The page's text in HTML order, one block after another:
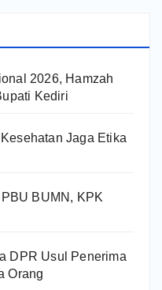
2026, Hamzah
Kediri
Jaga Etika
BUMN, KPK
DPR Usul Penerima
Orang